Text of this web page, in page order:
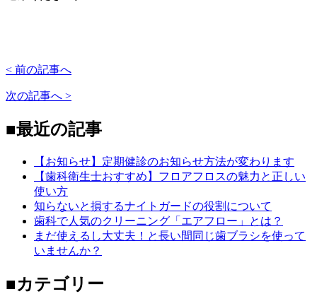
< 前の記事へ
次の記事へ >
■最近の記事
【お知らせ】定期健診のお知らせ方法が変わります
【歯科衛生士おすすめ】フロアフロスの魅力と正しい
使い方
知らないと損するナイトガードの役割について
歯科で人気のクリーニング「エアフロー」とは？
まだ使えるし大丈夫！と長い間同じ歯ブラシを使って
いませんか？
■カテゴリー